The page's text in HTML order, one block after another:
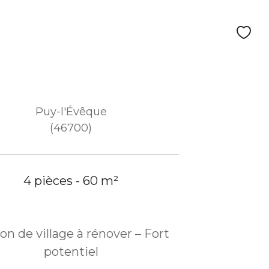
Puy-l'Évêque
(46700)
4 pièces - 60 m²
de village à rénover – Fort
potentiel